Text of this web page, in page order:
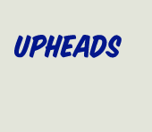
SPRINGEN